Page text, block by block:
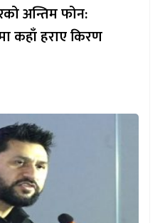
अन्तिम फोन:
कहाँ हराए किरण